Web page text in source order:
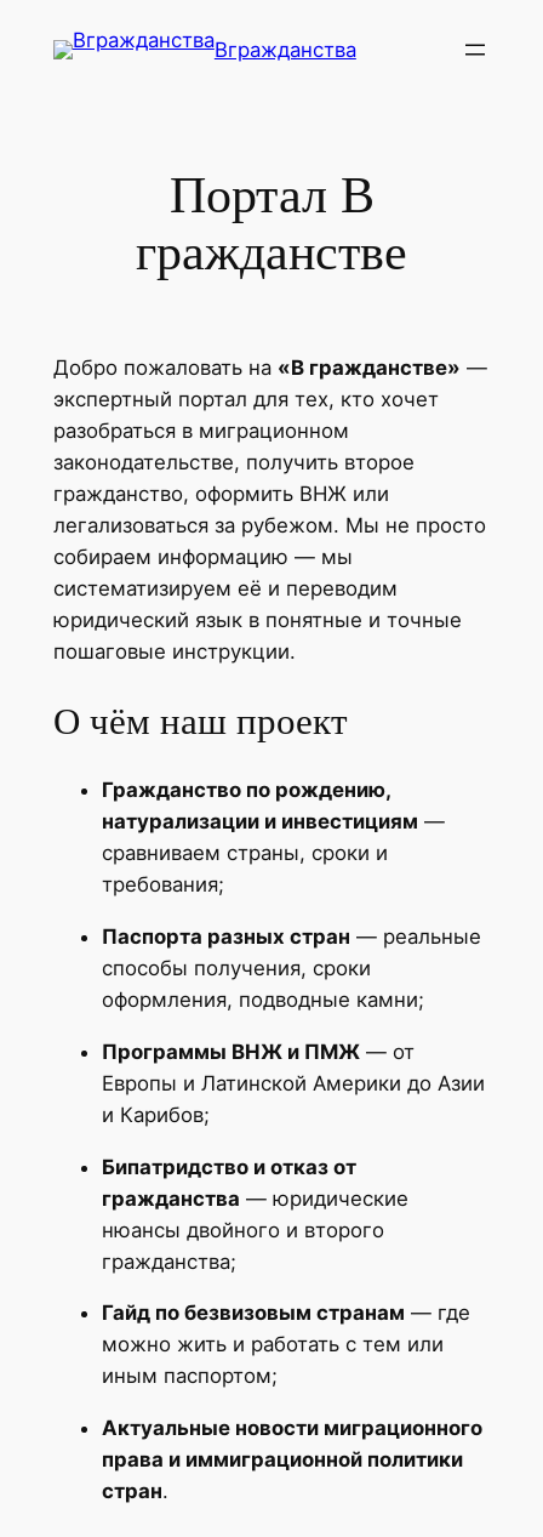
Вгражданства
Портал В
гражданстве
Добро пожаловать на «В гражданстве» —
экспертный портал для тех, кто хочет
разобраться в миграционном
законодательстве, получить второе
гражданство, оформить ВНЖ или
легализоваться за рубежом. Мы не просто
собираем информацию — мы
систематизируем её и переводим
юридический язык в понятные и точные
пошаговые инструкции.
О чём наш проект
Гражданство по рождению,
натурализации и инвестициям —
сравниваем страны, сроки и
требования;
Паспорта разных стран — реальные
способы получения, сроки
оформления, подводные камни;
Программы ВНЖ и ПМЖ— от
Европы и Латинской Америки до Азии
и Карибов;
Бипатридство и отказ от
гражданства — юридические
нюансы двойного и второго
гражданства;
Гайд по безвизовым странам — где
можно жить и работать с тем или
иным паспортом;
Актуальные новости миграционного
права и иммиграционной политики
стран.